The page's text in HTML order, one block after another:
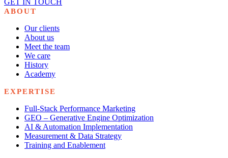
GET IN TOUCH
ABOUT
Our clients
About us
Meet the team
We care
History
Academy
EXPERTISE
Full-Stack Performance Marketing
GEO – Generative Engine Optimization
AI & Automation Implementation
Measurement & Data Strategy
Training and Enablement